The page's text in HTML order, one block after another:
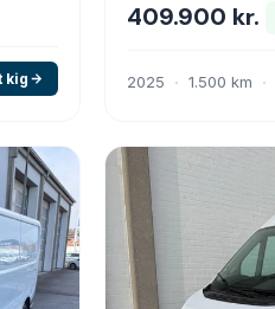
kig
409.900 kr.
2025 1.500 km